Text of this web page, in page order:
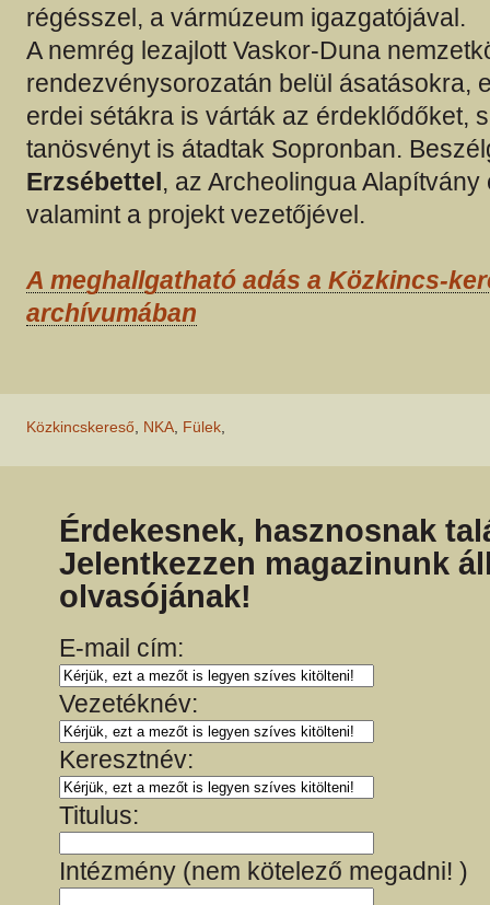
régésszel, a vármúzeum igazgatójával.
A nemrég lezajlott Vaskor-Duna
rendezvénysorozatán belül ásatásokra,
erdei sétákra is várták az érdeklődőket,
tanösvényt is átadtak Sopronban.
Erzsébettel , az Archeolingua Alapítvány
valamint a projekt vezetőjével.
A meghallgatható adás a Közkincs-
archívumában
Közkincskereső, NKA, Fülek,
Érdekesnek, hasznosnak
Jelentkezzen magazinunk
olvasójának!
E-mail cím:
Vezetéknév:
Keresztnév:
Titulus:
Intézmény (nem kötelező megadni! )